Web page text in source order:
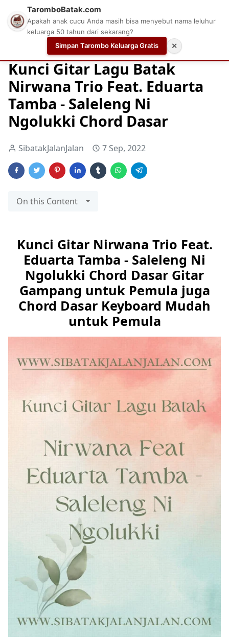
Chord Dasar Chord Dasar Gitar Chord Gitar
Kunci Gitar Lagu Batak
Nirwana Trio Feat. Eduarta
Tamba - Saleleng Ni
Ngolukki Chord Dasar
SibatakJalanJalan 7 Sep, 2022
On this Content
Kunci Gitar Nirwana Trio Feat.
Eduarta Tamba - Saleleng Ni
Ngolukki Chord Dasar Gitar
Gampang untuk Pemula juga
Chord Dasar Keyboard Mudah
untuk Pemula
TaromboBatak.com
Apakah anak cucu Anda masih bisa menyebut nama leluhur
keluarga 50 tahun dari sekarang?
Simpan Tarombo Keluarga Gratis
✕